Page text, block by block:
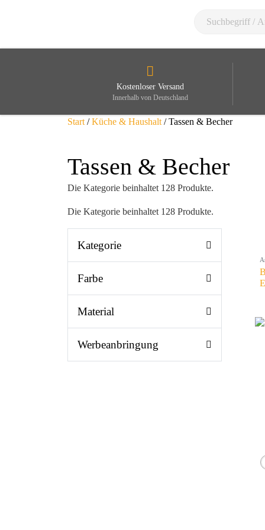
Kostenloser Versand
Innerhalb von Deutschland
Start /Küche & Haushalt / Tassen & Becher
Tassen & Becher
Die Kategorie beinhaltet 128 Produkte.
Die Kategorie beinhaltet 128 Produkte.
Kategorie
Farbe
Material
Werbeanbringung